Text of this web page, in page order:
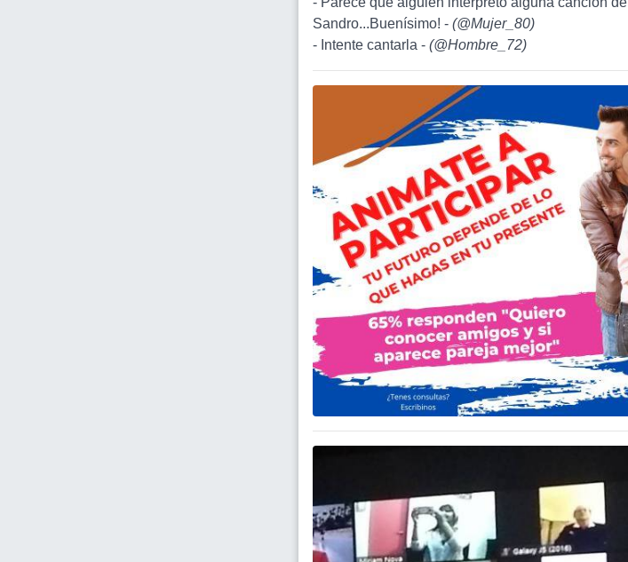
Sandro...Buenísimo! - (@Mujer_80)
- Intente cantarla - (@Hombre_72)